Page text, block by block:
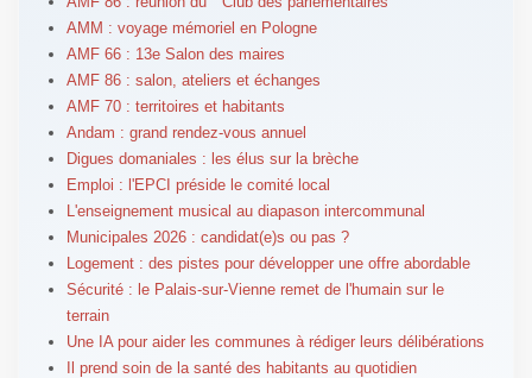
AMM : voyage mémoriel en Pologne
AMF 66 : 13e Salon des maires
AMF 86 : salon, ateliers et échanges
AMF 70 : territoires et habitants
Andam : grand rendez-vous annuel
Digues domaniales : les élus sur la brèche
Emploi : l'EPCI préside le comité local
L'enseignement musical au diapason intercommunal
Municipales 2026 : candidat(e)s ou pas ?
Logement : des pistes pour développer une offre abordable
Sécurité : le Palais-sur-Vienne remet de l'humain sur le
terrain
Une IA pour aider les communes à rédiger leurs délibérations
Il prend soin de la santé des habitants au quotidien